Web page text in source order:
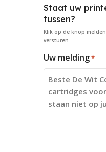
Staat uw
tussen?
Klik op de knop melden
versturen.
Uw melding*